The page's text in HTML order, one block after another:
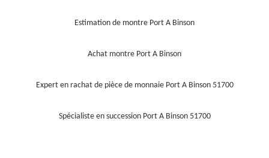
Estimation de montre Port A Binson
Achat montre Port A Binson
Expert en rachat de pièce de monnaie Port A Binson 51700
Spécialiste en succession Port A Binson 51700